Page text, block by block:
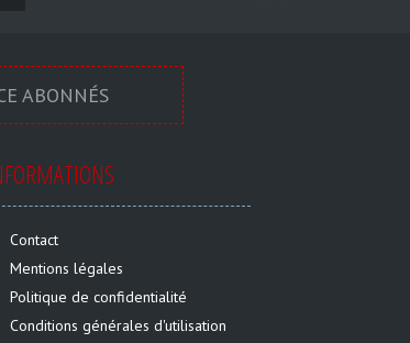
ABONNÉS
Contact
Mentions légales
Politique de confidentialité
Conditions générales d'utilisation